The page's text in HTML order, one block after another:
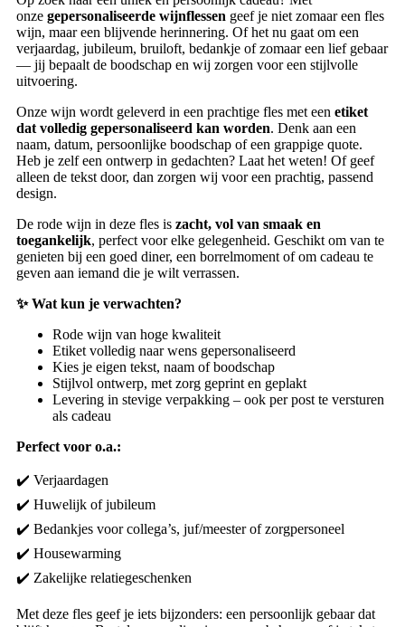
onze gepersonaliseerde wijnflessen geef je niet zomaar een fles
wijn, maar een blijvende herinnering. Of het nu gaat om een
verjaardag, jubileum, bruiloft, bedankje of zomaar een lief gebaar
— jij bepaalt de boodschap en wij zorgen voor een stijlvolle
uitvoering.
Onze wijn wordt geleverd in een prachtige fles met een etiket
dat volledig gepersonaliseerd kan worden. Denk aan een
naam, datum, persoonlijke boodschap of een grappige quote.
Heb je zelf een ontwerp in gedachten? Laat het weten! Of geef
alleen de tekst door, dan zorgen wij voor een prachtig, passend
design.
De rode wijn in deze fles is zacht, vol van smaak en
toegankelijk, perfect voor elke gelegenheid. Geschikt om van te
genieten bij een goed diner, een borrelmoment of om cadeau te
geven aan iemand die je wilt verrassen.
✨Wat kun je verwachten?
Rode wijn van hoge kwaliteit
Etiket volledig naar wens gepersonaliseerd
Kies je eigen tekst, naam of boodschap
Stijlvol ontwerp, met zorg geprint en geplakt
Levering in stevige verpakking – ook per post te versturen
als cadeau
Perfect voor o.a.:
✔️ Verjaardagen
✔️ Huwelijk of jubileum
✔️ Bedankjes voor collega’s, juf/meester of zorgpersoneel
✔️ Housewarming
✔️ Zakelijke relatiegeschenken
Met deze fles geef je iets bijzonders: een persoonlijk gebaar dat